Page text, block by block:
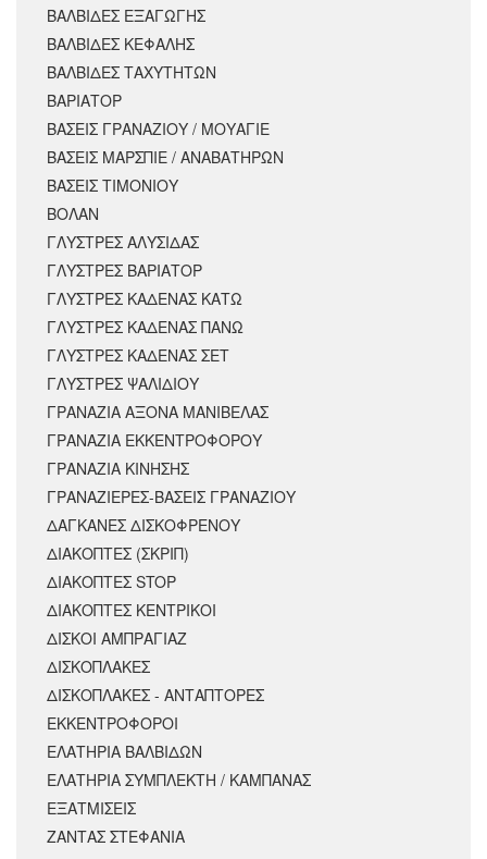
ΒΑΛΒΙΔΕΣ ΕΞΑΓΩΓΗΣ
ΒΑΛΒΙΔΕΣ ΚΕΦΑΛΗΣ
ΒΑΛΒΙΔΕΣ ΤΑΧΥΤΗΤΩΝ
ΒΑΡΙΑΤΟΡ
ΒΑΣΕΙΣ ΓΡΑΝΑΖΙΟΥ / ΜΟΥΑΓΙΕ
ΒΑΣΕΙΣ ΜΑΡΣΠΙΕ / ΑΝΑΒΑΤΗΡΩΝ
ΒΑΣΕΙΣ ΤΙΜΟΝΙΟΥ
ΒΟΛΑΝ
ΓΛΥΣΤΡΕΣ ΑΛΥΣΙΔΑΣ
ΓΛΥΣΤΡΕΣ ΒΑΡΙΑΤΟΡ
ΓΛΥΣΤΡΕΣ ΚΑΔΕΝΑΣ ΚΑΤΩ
ΓΛΥΣΤΡΕΣ ΚΑΔΕΝΑΣ ΠΑΝΩ
ΓΛΥΣΤΡΕΣ ΚΑΔΕΝΑΣ ΣΕΤ
ΓΛΥΣΤΡΕΣ ΨΑΛΙΔΙΟΥ
ΓΡΑΝΑΖΙΑ ΑΞΟΝΑ ΜΑΝΙΒΕΛΑΣ
ΓΡΑΝΑΖΙΑ ΕΚΚΕΝΤΡΟΦΟΡΟΥ
ΓΡΑΝΑΖΙΑ ΚΙΝΗΣΗΣ
ΓΡΑΝΑΖΙΕΡΕΣ-ΒΑΣΕΙΣ ΓΡΑΝΑΖΙΟΥ
ΔΑΓΚΑΝΕΣ ΔΙΣΚΟΦΡΕΝΟΥ
ΔΙΑΚΟΠΤΕΣ (ΣΚΡΙΠ)
ΔΙΑΚΟΠΤΕΣ STOP
ΔΙΑΚΟΠΤΕΣ ΚΕΝΤΡΙΚΟΙ
ΔΙΣΚΟΙ ΑΜΠΡΑΓΙΑΖ
ΔΙΣΚΟΠΛΑΚΕΣ
ΔΙΣΚΟΠΛΑΚΕΣ - ΑΝΤΑΠΤΟΡΕΣ
ΕΚΚΕΝΤΡΟΦΟΡΟΙ
ΕΛΑΤΗΡΙΑ ΒΑΛΒΙΔΩΝ
ΕΛΑΤΗΡΙΑ ΣΥΜΠΛΕΚΤΗ / ΚΑΜΠΑΝΑΣ
ΕΞΑΤΜΙΣΕΙΣ
ΖΑΝΤΑΣ ΣΤΕΦΑΝΙΑ